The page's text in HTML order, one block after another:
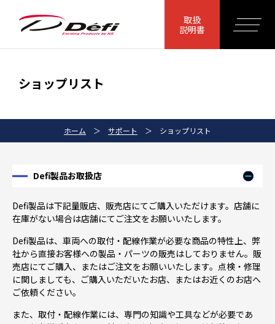
取扱
説明書
ショップリスト
ホーム ＞ サポート ＞ ショップリスト
Defi製品お取扱店
Defi製品は下記量販店、販売店にてご購入いただけます。店舗に
在庫がない場合は店舗にてご注文をお願いいたします。
Defi製品は、車両への取付・配線作業が必要な商品の特性上、弊
社から直接お客様への製品・パーツの販売はしておりません。販
売店にてご購入、またはご注文をお願いいたします。点検・修理
に関しましても、ご購入いただいたお店、またはお近くのお店へ
ご依頼ください。
また、取付・配線作業には、専門の知識や工具などが必要であ